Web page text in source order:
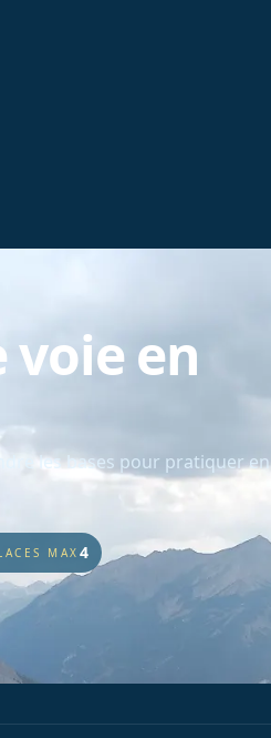
en
les bases pour pratiquer en
MAX 4